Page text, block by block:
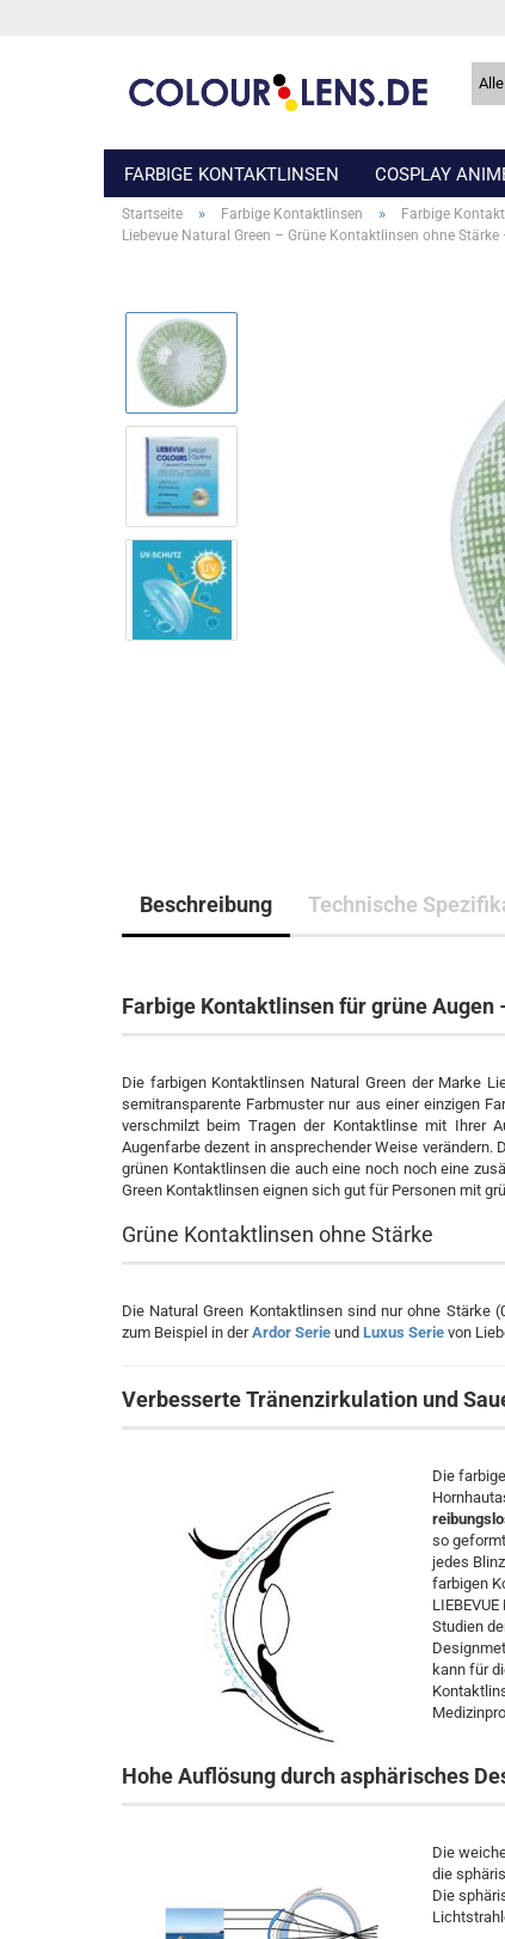
Alle
FARBIGE KONTAKTLINSEN COSPLAY
Startseite » Farbige Kontaktlinsen » Farbige
Liebevue Natural Green – Grüne Kontaktlinsen ohne
Beschreibung Technische
Farbige Kontaktlinsen für grüne Augen
Die farbigen Kontaktlinsen Natural Green der Marke
semitransparente Farbmuster nur aus einer einzigen
verschmilzt beim Tragen der Kontaktlinse mit Ihrer
Augenfarbe dezent in ansprechender Weise
grünen Kontaktlinsen die auch eine noch noch eine
Green Kontaktlinsen eignen sich gut für Personen mit
Grüne Kontaktlinsen ohne Stärke
Die Natural Green Kontaktlinsen sind nur ohne Stärke
zum Beispiel in derArdor Serie und Luxus Serie von
Verbesserte Tränenzirkulation und
Die
so
jedes
farbigen
Studien
kann für
Hohe Auflösung durch asphärisches
Die
die
Die